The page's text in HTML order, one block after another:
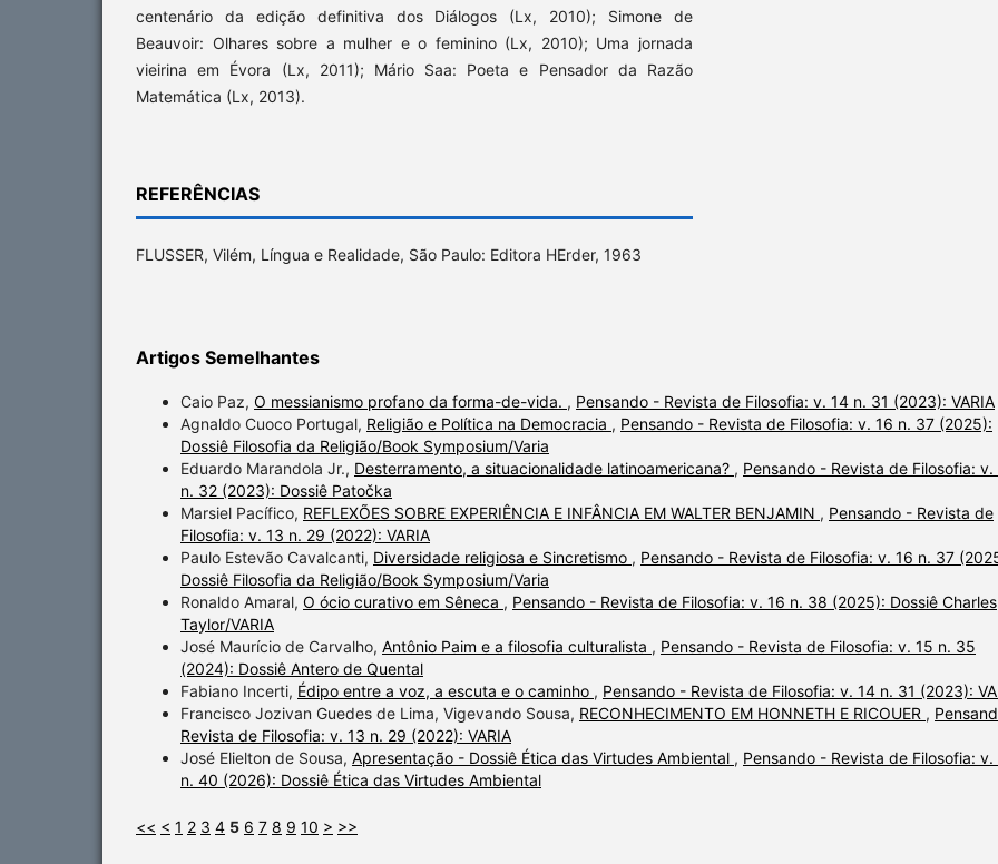
centenário da edição definitiva dos Diálogos (Lx, 2010); Simone de
Beauvoir: Olhares sobre a mulher e o feminino (Lx, 2010); Uma jornada
vieirina em Évora (Lx, 2011); Mário Saa: Poeta e Pensador da Razão
Matemática (Lx, 2013).
REFERÊNCIAS
FLUSSER, Vilém, Língua e Realidade, São Paulo: Editora HErder, 1963
Artigos Semelhantes
Caio Paz, O messianismo profano da forma-de-vida. , Pensando - Revista de Filosofia: v. 14 n. 31 (2023): VARIA
Agnaldo Cuoco Portugal, Religião e Política na Democracia , Pensando - Revista de Filosofia: v. 16 n. 37 (2025):
Dossiê Filosofia da Religião/Book Symposium/Varia
Eduardo Marandola Jr., Desterramento, a situacionalidade latinoamericana? , Pensando - Revista de Filosofia: v.
n. 32 (2023): Dossiê Patočka
Marsiel Pacífico, REFLEXÕES SOBRE EXPERIÊNCIA E INFÂNCIA EM WALTER BENJAMIN , Pensando - Revista de
Filosofia: v. 13 n. 29 (2022): VARIA
Paulo Estevão Cavalcanti, Diversidade religiosa e Sincretismo , Pensando - Revista de Filosofia: v. 16 n. 37
Dossiê Filosofia da Religião/Book Symposium/Varia
Ronaldo Amaral, O ócio curativo em Sêneca , Pensando - Revista de Filosofia: v. 16 n. 38 (2025): Dossiê Charles
Taylor/VARIA
José Maurício de Carvalho, Antônio Paim e a filosofia culturalista , Pensando - Revista de Filosofia: v. 15 n. 35
(2024): Dossiê Antero de Quental
Fabiano Incerti, Édipo entre a voz, a escuta e o caminho , Pensando - Revista de Filosofia: v. 14 n. 31 (2023):
Francisco Jozivan Guedes de Lima, Vigevando Sousa, RECONHECIMENTO EM HONNETH E RICOUER ,
Revista de Filosofia: v. 13 n. 29 (2022): VARIA
José Elielton de Sousa, Apresentação - Dossiê Ética das Virtudes Ambiental , Pensando - Revista de Filosofia: v.
n. 40 (2026): Dossiê Ética das Virtudes Ambiental
<< < 1 2 3 4 5 6 7 8 9 10 > >>